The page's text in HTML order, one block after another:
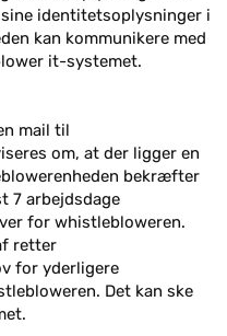
identitetsoplysninger i
kan kommunikere med
it-systemet.
mail til
om, at der ligger en
bekræfter
7 arbejdsdage
for whistlebloweren.
retter
for yderligere
Det kan ske